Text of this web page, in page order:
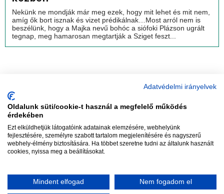
Nekünk ne mondják már meg ezek, hogy mit lehet és mit nem,
amíg ők bort isznak és vizet prédikálnak…Most arról nem is
beszélünk, hogy a Majka nevű bohóc a siófoki Plázson ugrált
tegnap, meg hamarosan megtartják a Sziget feszt...
Szerkesztőség:szerk@vadhajtasok.hu
Modi:moderator@vadhajtasok.hu
AdatvédelemImpresszumSzerzői jogok
Adatvédelmi irányelvek
Oldalunk süti/cookie-t használ a megfelelő működés
érdekében
Ezt elküldhetjük látogatóink adatainak elemzésére, webhelyünk
fejlesztésére, személyre szabott tartalom megjelenítésére és nagyszerű
webhely-élmény biztosítására. Ha többet szeretne tudni az általunk használt
cookies, nyissa meg a beállításokat.
Mindent elfogad Nem fogadom el